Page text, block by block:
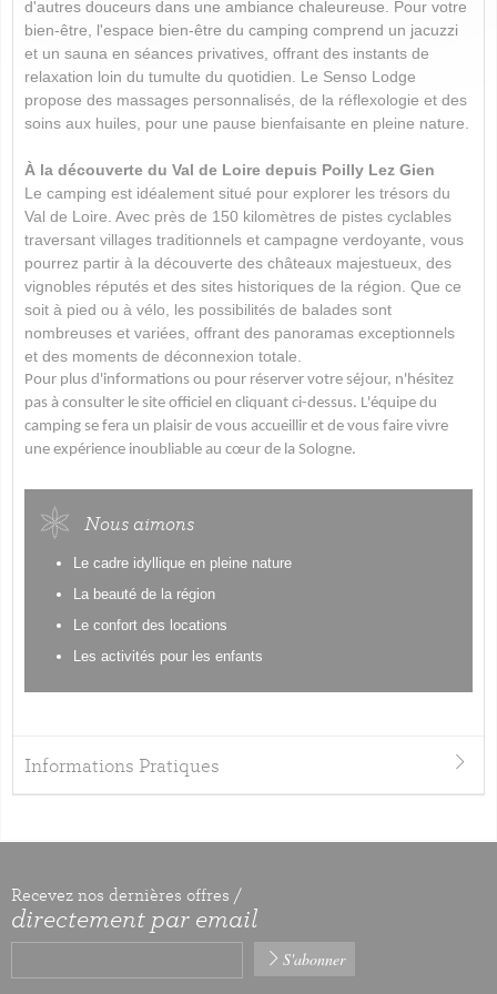
d'autres douceurs dans une ambiance chaleureuse. Pour votre
bien-être, l'espace bien-être du camping comprend un jacuzzi
et un sauna en séances privatives, offrant des instants de
relaxation loin du tumulte du quotidien. Le Senso Lodge
propose des massages personnalisés, de la réflexologie et des
soins aux huiles, pour une pause bienfaisante en pleine nature.​
À la découverte du Val de Loire depuis Poilly Lez Gien
Le camping est idéalement situé pour explorer les trésors du
Val de Loire. Avec près de 150 kilomètres de pistes cyclables
traversant villages traditionnels et campagne verdoyante, vous
pourrez partir à la découverte des châteaux majestueux, des
vignobles réputés et des sites historiques de la région. Que ce
soit à pied ou à vélo, les possibilités de balades sont
nombreuses et variées, offrant des panoramas exceptionnels
et des moments de déconnexion totale.​
Pour plus d'informations ou pour réserver votre séjour, n'hésitez
pas à consulter le site officiel en cliquant ci-dessus. L'équipe du
camping se fera un plaisir de vous accueillir et de vous faire vivre
une expérience inoubliable au cœur de la Sologne.
Nous aimons
Le cadre idyllique en pleine nature
La beauté de la région
Le confort des locations
Les activités pour les enfants
Informations Pratiques
Recevez nos dernières offres /
directement par email